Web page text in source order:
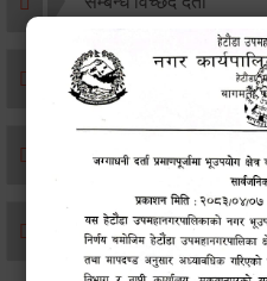
बसाइ-सराई जाने/आउने दर्ता
मृत्यू दर्ता
जन्म दर्ता